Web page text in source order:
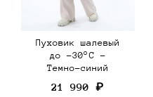
Пуховик шалевый
до -30°С -
Темно-синий
21 990 ₽